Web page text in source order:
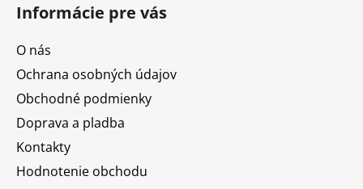
Informácie pre vás
O nás
Ochrana osobných údajov
Obchodné podmienky
Doprava a pladba
Kontakty
Hodnotenie obchodu